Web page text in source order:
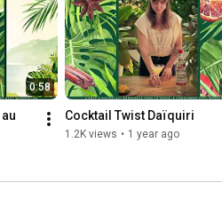
0:58
Cocktail Twist Daïquiri
1.2K views • 1 year ago